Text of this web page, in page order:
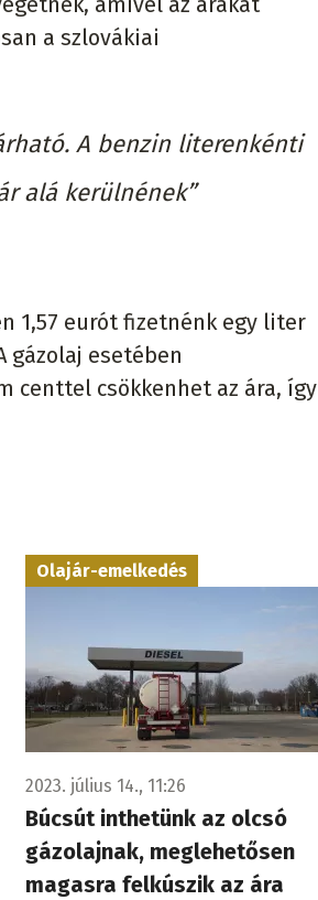
a szlovákiai
A benzin literenkénti
alá kerülnének”
1,57 eurót fizetnénk egy liter
gázolaj esetében
centtel csökkenhet az ára, így
Olajár-emelkedés
2023. július 14., 11:26
Búcsút inthetünk az olcsó
gázolajnak, meglehetősen
magasra felkúszik az ára